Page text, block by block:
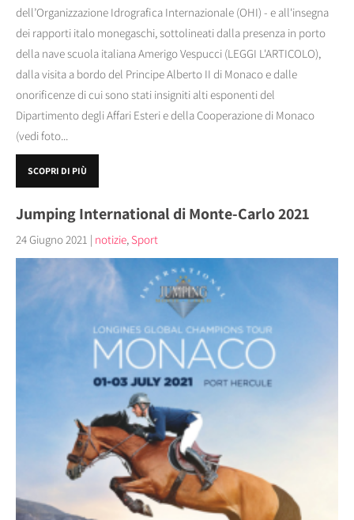
dell’Organizzazione Idrografica Internazionale (OHI) - e all'insegna
dei rapporti italo monegaschi, sottolineati dalla presenza in porto
della nave scuola italiana Amerigo Vespucci (LEGGI L'ARTICOLO),
dalla visita a bordo del Principe Alberto II di Monaco e dalle
onorificenze di cui sono stati insigniti alti esponenti del
Dipartimento degli Affari Esteri e della Cooperazione di Monaco
(vedi foto...
SCOPRI DI PIÙ
Jumping International di Monte-Carlo 2021
24 Giugno 2021 | notizie, Sport